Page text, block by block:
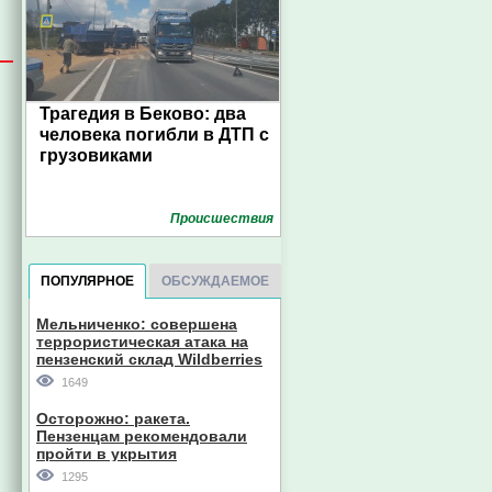
Трагедия в Беково: два
человека погибли в ДТП с
грузовиками
Проиcшествия
ПОПУЛЯРНОЕ ОБСУЖДАЕМОЕ
Мельниченко: совершена
террористическая атака на
пензенский склад Wildberries
1649
Осторожно: ракета.
Пензенцам рекомендовали
пройти в укрытия
1295